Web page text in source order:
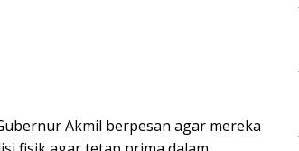
Akmil berpesan agar mereka